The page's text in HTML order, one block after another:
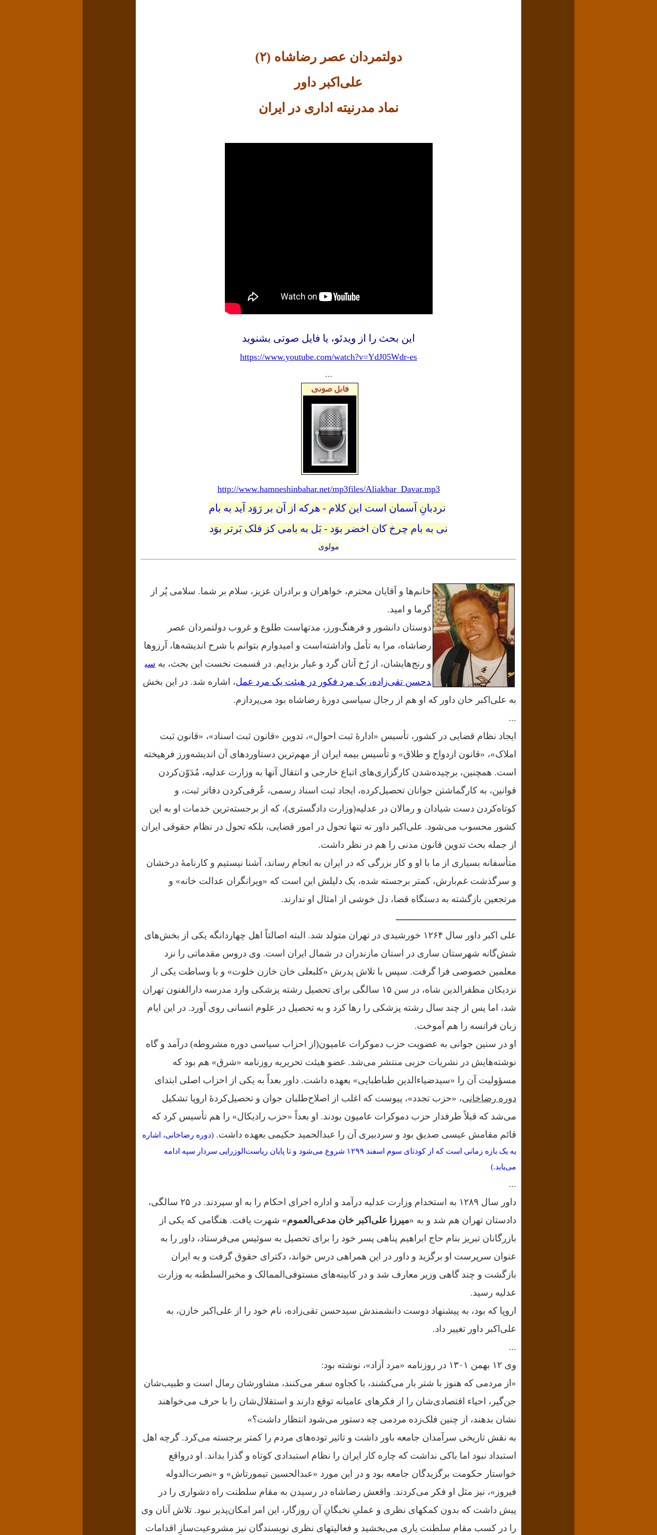
دولتمردان عصر رضاشاه (۲)
علی‌اکبر داور
نماد مدرنیته اداری در ایران
این بحث را از ویدئو، یا فایل صوتی بشنوید
https://www.youtube.com/watch?v=YdJ05Wdr-es
...
http://www.hamneshinbahar.net/mp3files/Aliakbar_Davar.mp3
نردبانِ آسمان است این کلام - هرکه از آن بر رَوَد آید به بام
نی به بام چرخ کان اخضر بوَد - بَل به بامی کز فلک بَرتر بوَد
مولوی
خانم‌ها و آقایان محترم، خواهران و برادران عزیز، سلام بر شما. سلامی پُر از
گرما و امید.
دوستان دانشور و فرهنگ‌ورز، مدتهاست طلوع و غروب دولتمردان عصر
رضاشاه، مرا به تأمل واداشته‌است و امیدوارم بتوانم با شرح اندیشه‌ها، آرزوها
و رنج‌هایشان، از رُخ آنان گرد و غبار بزدایم. در قسمت نخست این بحث، به سی
دحسن تقی‌زاده، یک مرد فکور در هیئت یک مرد عمل، اشاره شد. در این بخش
به علی‌اکبر خان داور که او هم از رجال سیاسی دورهٔ رضاشاه بود می‌پردازم.
...
ایجاد نظام قضایی در کشور، تأسیس «ادارهٔ ثبت احوال»، تدوین «قانون ثبت اسناد»، «قانون ثبت
املاک»، «قانون ازدواج و طلاق» و تأسیس بیمه ایران از مهم‌ترین دستاوردهای آن اندیشه‌ورز فرهیخته
است. همچنین، برچیده‌شدن کارگزاری‌های اتباع خارجی و انتقال آنها به وزارت عدلیه، مُدَوّن‌کردن
قوانین، به کارگماشتن جوانان تحصیل‌کرده، ایجاد ثبت اسناد رسمی، عُرفی‌کردن دفاتر ثبت، و
کوتاه‌کردن دست شیادان و رمالان در عدلیه(وزارت دادگستری)، که از برجسته‌ترین خدمات او به این
کشور محسوب می‌شود. علی‌اکبر داور نه تنها تحول در امور قضایی، بلکه تحول در نظام حقوقی ایران
از جمله بحث تدوین قانون مدنی را هم در نظر داشت.
متأسفانه بسیاری از ما با او و کار بزرگی که در ایران به انجام رساند، آشنا نیستیم و کارنامهٔ درخشان
و سرگذشت غم‌بارش، کمتر برجسته شده، یک دلیلش این است که «ویرانگران عدالت خانه» و
مرتجعین بازگشته به دستگاه قضا، دل خوشی از امثال او ندارند.
ـــــــــــــــــــــــــــــــــــــــــ
علی اکبر داور سال ۱۲۶۴ خورشیدی در تهران متولد شد. البته اصالتاً اهل چهاردانگه یکی از بخش‌های
شش‌گانه شهرستان ساری در استان مازندران در شمال ایران است. وی دروس مقدماتی را نزد
معلمین خصوصی فرا گرفت. سپس با تلاش پدرش «کلبعلی خان خازن خلوت» و با وساطت یکی از
نزدیکان مظفرالدین شاه، در سن ۱۵ سالگی برای تحصیل رشته پزشکی وارد مدرسه دارالفنون تهران
شد، اما پس از چند سال رشته پزشکی را رها کرد و به تحصیل در علوم انسانی روی آورد. در این ایام
زبان فرانسه را هم آموخت.
او در سنین جوانی به عضویت حزب دموکرات عامیون(از احزاب سیاسی دوره مشروطه) درآمد و گاه
نوشته‌هایش در نشریات حزبی منتشر می‌شد. عضو هیئت تحریریه روزنامه «شرق» هم بود که
مسؤولیت آن را «سیدضیاءالدین طباطبایی» بعهده داشت. داور بعداً به یکی از احزاب اصلی ابتدای
دوره رضاخانی، «حزب تجدد»، پیوست که اغلب از اصلاح‌طلبان جوان و تحصیل‌کردهٔ اروپا تشکیل
می‌شد که قبلاً طرفدار حزب دموکرات عامیون بودند. او بعداً «حزب رادیکال» را هم تأسیس کرد که
قائم مقامش عیسی صدیق بود و سردبیری آن را عبدالحمید حکیمی بعهده داشت. (دوره رضاخانی، اشاره
یه یک بازه زمانی است که از کودتای سوم اسفند ۱۲۹۹ شروع می‌شود و تا پایان ریاست‌الوزرایی سردار سپه ادامه
می‌یابد.)
...
داور سال ۱۲۸۹ به استخدام وزارت عدلیه درآمد و اداره اجرای احکام را به او سپردند. در ۲۵ سالگی،
دادستان تهران هم شد و به «میرزا علی‌اکبر خان مدعی‌العموم» شهرت یافت. هنگامی که یکی از
بازرگانان تبریز بنام حاج ابراهیم پناهی پسر خود را برای تحصیل به سوئیس می‌فرستاد، داور را به
عنوان سرپرست او برگزید و داور در این همراهی درس خواند، دکترای حقوق گرفت و به ایران
بازگشت و چند گاهی وزیر معارف شد و در کابینه‌های مستوفی‌الممالک و مخبرالسلطنه به وزارت
عدلیه رسید.
اروپا که بود، به پیشنهاد دوست دانشمندش سیدحسن تقی‌زاده، نام خود را از علی‌اکبر خازن، به
علی‌اکبر داور تغییر داد.
...
وی ۱۲ بهمن ۱۳۰۱ در روزنامه «مرد آزاد»، نوشته بود:
«از مردمی که هنوز با شتر بار می‌کشند، با کجاوه سفر می‌کنند، مشاورشان رمال است و طبیب‌شان
جن‌گیر، احیاء اقتصادی‌شان را از فکرهای عامیانه توقع دارند و استقلال‌شان را با حرف می‌خواهند
نشان بدهند، از چنین فلک‌زده مردمی چه دستور می‌شود انتظار داشت؟»
به نقش تاریخی سرآمدان جامعه باور داشت و تاثیر توده‌های مردم را کمتر برجسته می‌کرد. گرچه اهل
استبداد نبود اما باکی نداشت که چاره کار ایران را نظام استبدادی کوتاه و گذرا بداند. او درواقع
خواستار حکومت برگزیدگان جامعه بود و در این مورد «عبدالحسین تیمورتاش» و «نصرت‌الدوله
فیروز»، نیز مثل او فکر می‌کردند. واقعش رضاشاه در رسیدن به مقام سلطنت راه دشواری را در
پیش داشت که بدون کمکهای نظری و عملیِ نخبگانِ آن روزگار، این امر امکان‌پذیر نبود. تلاش آنان وی
را در کسب مقام سلطنت یاری می‌بخشید و فعالیتهای نظری نویسندگان نیز مشروعیت‌سازِ اقدامات